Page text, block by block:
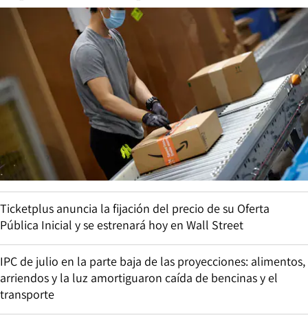
Ticketplus anuncia la fijación del precio de su Oferta
Pública Inicial y se estrenará hoy en Wall Street
IPC de julio en la parte baja de las proyecciones: alimentos,
arriendos y la luz amortiguaron caída de bencinas y el
transporte